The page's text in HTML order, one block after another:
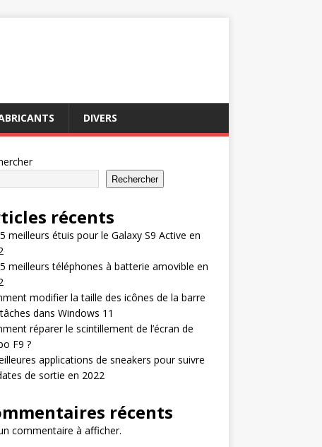
DIVERS
Rechercher
récents
meilleurs étuis pour le Galaxy S9 Active en
meilleurs téléphones à batterie amovible en
modifier la taille des icônes de la barre
dans Windows 11
réparer le scintillement de l’écran de
F9 ?
applications de sneakers pour suivre
de sortie en 2022
récents
commentaire à afficher.